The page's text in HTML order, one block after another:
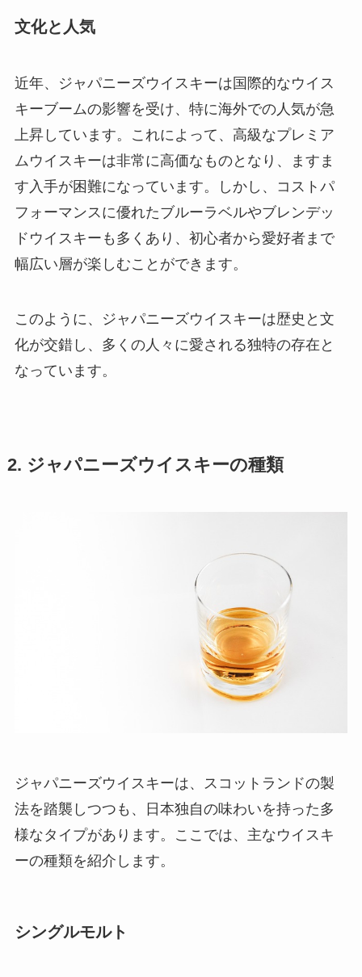
文化と人気
近年、ジャパニーズウイスキーは国際的なウイス
キーブームの影響を受け、特に海外での人気が急
上昇しています。これによって、高級なプレミア
ムウイスキーは非常に高価なものとなり、ますま
す入手が困難になっています。しかし、コストパ
フォーマンスに優れたブルーラベルやブレンデッ
ドウイスキーも多くあり、初心者から愛好者まで
幅広い層が楽しむことができます。
このように、ジャパニーズウイスキーは歴史と文
化が交錯し、多くの人々に愛される独特の存在と
なっています。
2. ジャパニーズウイスキーの種類
ジャパニーズウイスキーは、スコットランドの製
法を踏襲しつつも、日本独自の味わいを持った多
様なタイプがあります。ここでは、主なウイスキ
ーの種類を紹介します。
シングルモルト